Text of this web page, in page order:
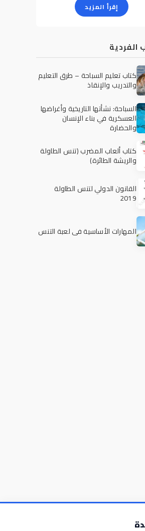
إقرأ المزيد
الفردية
كتاب تعليم السباحة – طرق التعليم
والتدريب والإنقاذ
السباحة: نشأتها التاريخية وأغراضها
العسكرية في بناء الإنسان
والحضارة
كتاب ألعاب المضرب (تنس الطاولة
والريشة الطائرة)
القانون الدولي لتنس الطاولة
2019
المهارات الأساسية في لعبة التنس